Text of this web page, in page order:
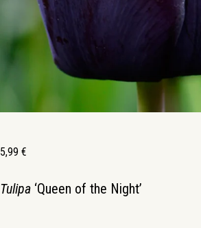
5,99 €
Tulipa ‘Queen of the Night’